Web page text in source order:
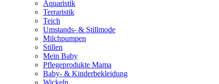
Aquaristik
Terraristik
Teich
Umstands- & Stillmode
Milchpumpen
Stillen
Mein Baby
Pflegeprodukte Mama
Baby- & Kinderbekleidung
Wickeln